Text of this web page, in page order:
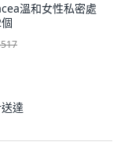
溫和女性私密處
達